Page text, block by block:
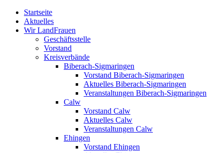
Zum
Inhalt
springen
Startseite
Aktuelles
Wir LandFrauen
Geschäftsstelle
Vorstand
Kreisverbände
Biberach-Sigmaringen
Vorstand Biberach-Sigmaringen
Aktuelles Biberach-Sigmaringen
Veranstaltungen Biberach-Sigmaringen
Calw
Vorstand Calw
Aktuelles Calw
Veranstaltungen Calw
Ehingen
Vorstand Ehingen